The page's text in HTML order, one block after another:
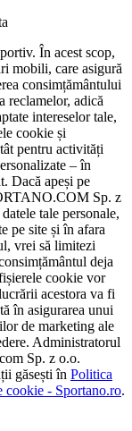
În acest scop,
mobili, care asigură
consimțământului
reclamelor, adică
intereselor tale,
cookie și
pentru activități
– în
Dacă apeși pe
Sp. z
tale personale,
pe site și în afara
vrei să limitezi
deja
cookie vor
acestora va fi
în asigurarea unui
de marketing ale
Administratorul
Sp. z o.o.
găsești în Politica
cookie - Sportano.ro.